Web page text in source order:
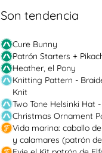
Son tendencia
Cure Bunny
Patrón Starters +
Heather, el Pony
Knitting Pattern -
Knit
Two Tone Helsinki Hat
Christmas Ornament
Vida marina: caballo
y calamares (patrón